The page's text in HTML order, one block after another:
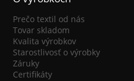
Prečo textil od nás
Tovar skladom
Kvalita výrobkov
Starostlivosť o výrobky
Záruky
Certifikáty